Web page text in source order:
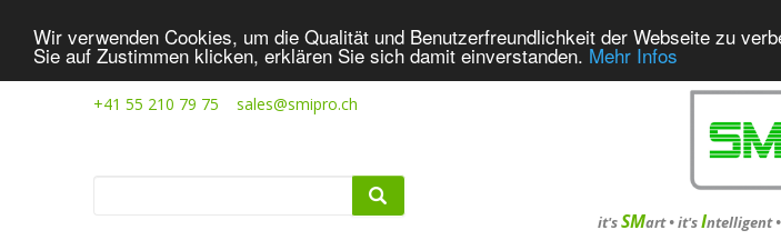
Wir verwenden Cookies, um die Qualität und Benutzerfreundlichkeit der Webseite zu
Sie auf Zustimmen klicken, erklären Sie sich damit einverstanden. Mehr Infos
+41 55 210 79 75 sales@smipro.ch
it'sSMart •it'sIntelligent•